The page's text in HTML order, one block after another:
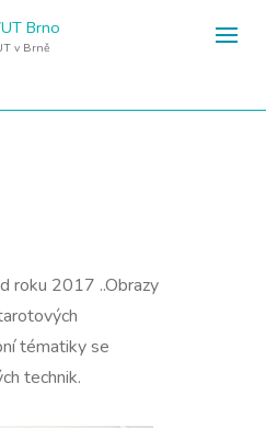
Brno
v Brně
roku 2017 ..Obrazy
tématiky se
technik.